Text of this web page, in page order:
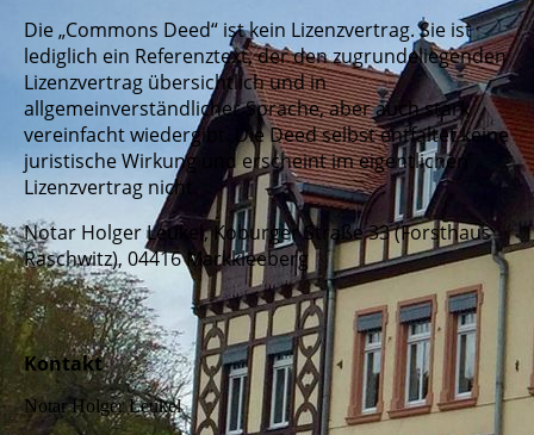
Die „Commons Deed“ ist kein Lizenzvertrag. Sie ist
lediglich ein Referenztext, der den zugrundeliegenden
Lizenzvertrag übersichtlich und in
allgemeinverständlicher Sprache, aber auch stark
vereinfacht wiedergibt. Die Deed selbst entfaltet keine
juristische Wirkung und erscheint im eigentlichen
Lizenzvertrag nicht.
Notar Holger Leukel, Koburger Straße 33 (Forsthaus
Raschwitz), 04416 Markkleeberg
Kontakt
Notar Holger Leukel